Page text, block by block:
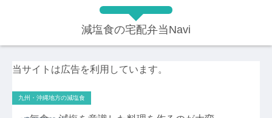
減塩食の宅配弁当Navi
当サイトは広告を利用しています。
九州・沖縄地方の減塩食